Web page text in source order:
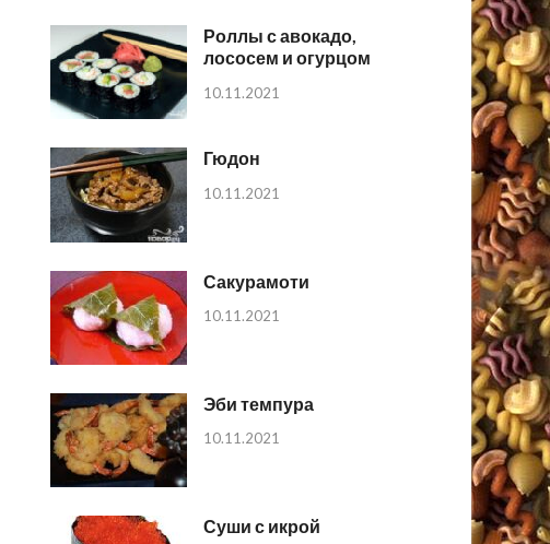
Роллы с авокадо,
лососем и огурцом
10.11.2021
Гюдон
10.11.2021
Сакурамоти
10.11.2021
Эби темпура
10.11.2021
Суши с икрой